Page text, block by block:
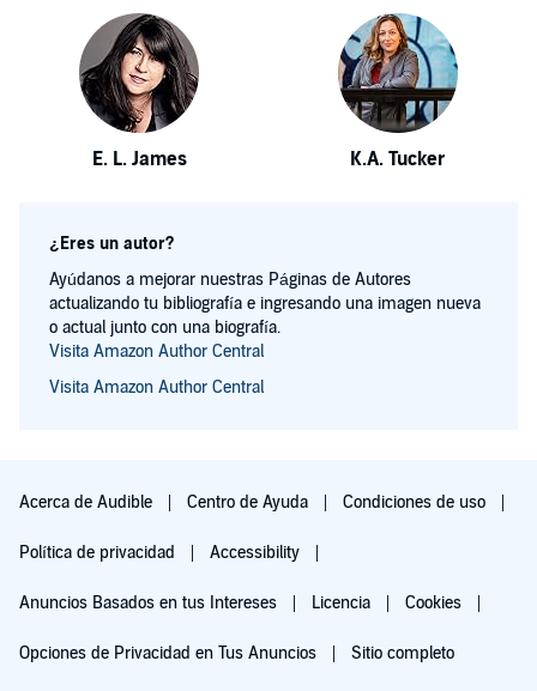
E. L. James K.A. Tucker
¿Eres un autor?
Ayúdanos a mejorar nuestras Páginas de Autores
actualizando tu bibliografía e ingresando una imagen nueva
o actual junto con una biografía.
Visita Amazon Author Central
Visita Amazon Author Central
Acerca de Audible Centro de Ayuda Condiciones de uso
Política de privacidad Accessibility
Anuncios Basados en tus Intereses Licencia Cookies
Opciones de Privacidad en Tus Anuncios Sitio completo